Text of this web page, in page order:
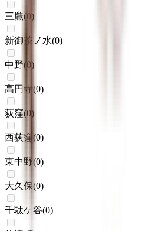
三鷹(0)
新御茶ノ水(0)
中野(0)
高円寺(0)
荻窪(0)
西荻窪(0)
東中野(0)
大久保(0)
千駄ケ谷(0)